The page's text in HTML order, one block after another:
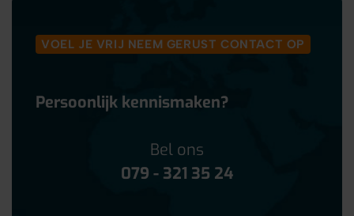
VOEL JE VRIJ NEEM GERUST CONTACT OP
Persoonlijk kennismaken?
Bel ons
079 - 321 35 24